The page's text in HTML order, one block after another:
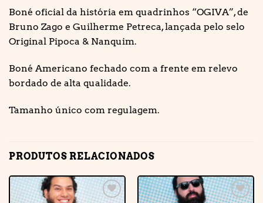
Boné oficial da história em quadrinhos “OGIVA”, de
Bruno Zago e Guilherme Petreca, lançada pelo selo
Original Pipoca & Nanquim.
Boné Americano fechado com a frente em relevo
bordado de alta qualidade.
Tamanho único com regulagem.
PRODUTOS RELACIONADOS